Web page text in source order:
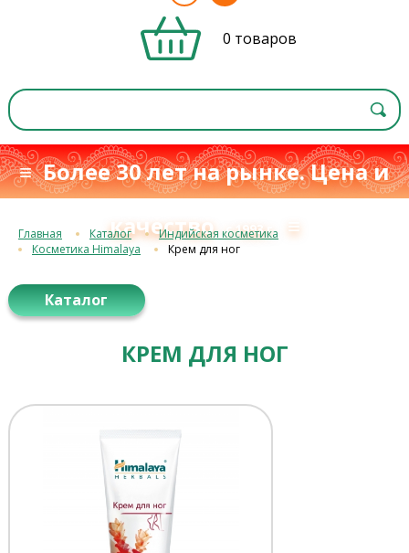
0 товаров
≡ Более 30 лет на рынке. Цена и
качествос 1993 г.≡
Главная Каталог
Индийская косметика
Косметика Himalaya
Крем для ног
Каталог
КРЕМ ДЛЯ НОГ